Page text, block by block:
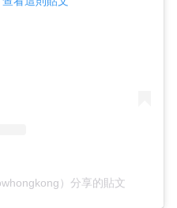
）分享的貼文